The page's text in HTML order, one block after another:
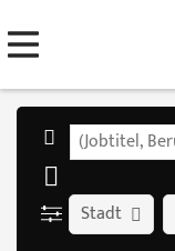
Stadt